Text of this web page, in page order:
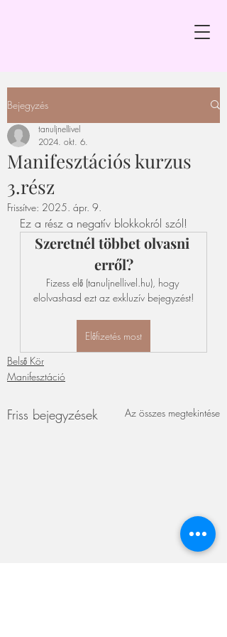
Bejegyzés
Manifesztációs kurzus
3.rész
tanuljnellivel
2024. okt. 6.
Frissítve: 2025. ápr. 9.
Ez a rész a negatív blokkokról szól!
Szeretnél többet olvasni
erről?
Fizess elő (tanuljnellivel.hu), hogy
elolvashasd ezt az exkluzív bejegyzést!
Előfizetés most
Belső Kör
Manifesztáció
Friss bejegyzések Az összes megtekintése